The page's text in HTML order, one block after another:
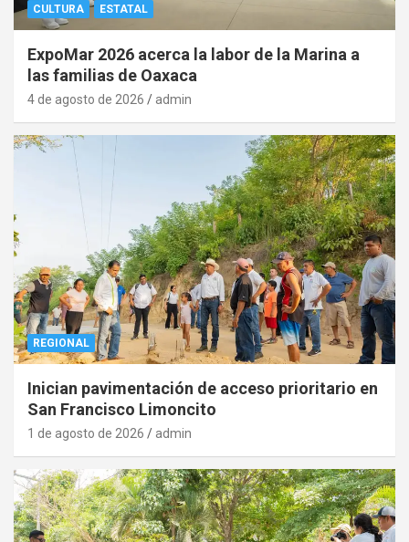
CULTURA ESTATAL
ExpoMar 2026 acerca la labor de la Marina a
las familias de Oaxaca
4 de agosto de 2026 admin
REGIONAL
Inician pavimentación de acceso prioritario en
San Francisco Limoncito
1 de agosto de 2026 admin